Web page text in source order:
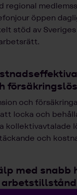
regional
öppen
stöd av
och
locka och
kollektivavtalade
och
med snabb
arbetstillstånd